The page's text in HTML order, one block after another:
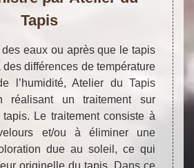
Tapis
eaux ou après que le tapis
différences de température
l’humidité, Atelier du Tapis
réalisant un traitement sur
Le traitement consiste à
et/ou à éliminer une
due au soleil, ce qui
originelle du tapis. Dans ce